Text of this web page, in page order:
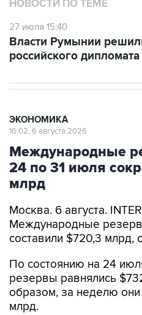
НОВОСТИ ПО ТЕМЕ
27 июля 15:40
Власти Румынии
российского дипломата
ЭКОНОМИКА
16:02, 6 августа 2026
Международные
24 по 31 июля
млрд
Москва. 6 августа.
Международные
составили $720,3 млрд,
По состоянию на 24
резервы равнялись
образом, за неделю они
млрд.